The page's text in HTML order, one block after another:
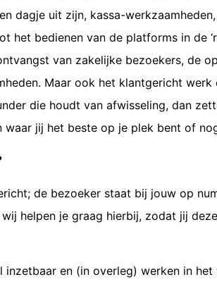
dagje uit zijn, kassa-
het bedienen van de platforms in de
van zakelijke bezoekers, de
Maar ook het klantgericht
die houdt van afwisseling, dan
waar jij het beste op je plek bent of
de bezoeker staat bij jouw op
wij helpen je graag hierbij, zodat jij
inzetbaar en (in overleg) werken in